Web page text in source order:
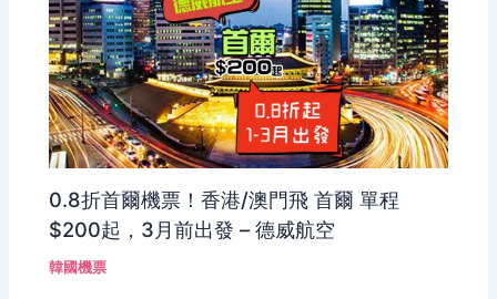
0.8折首爾機票！香港/澳門飛 首爾 單程
$200起，3月前出發 – 德威航空
韓國機票